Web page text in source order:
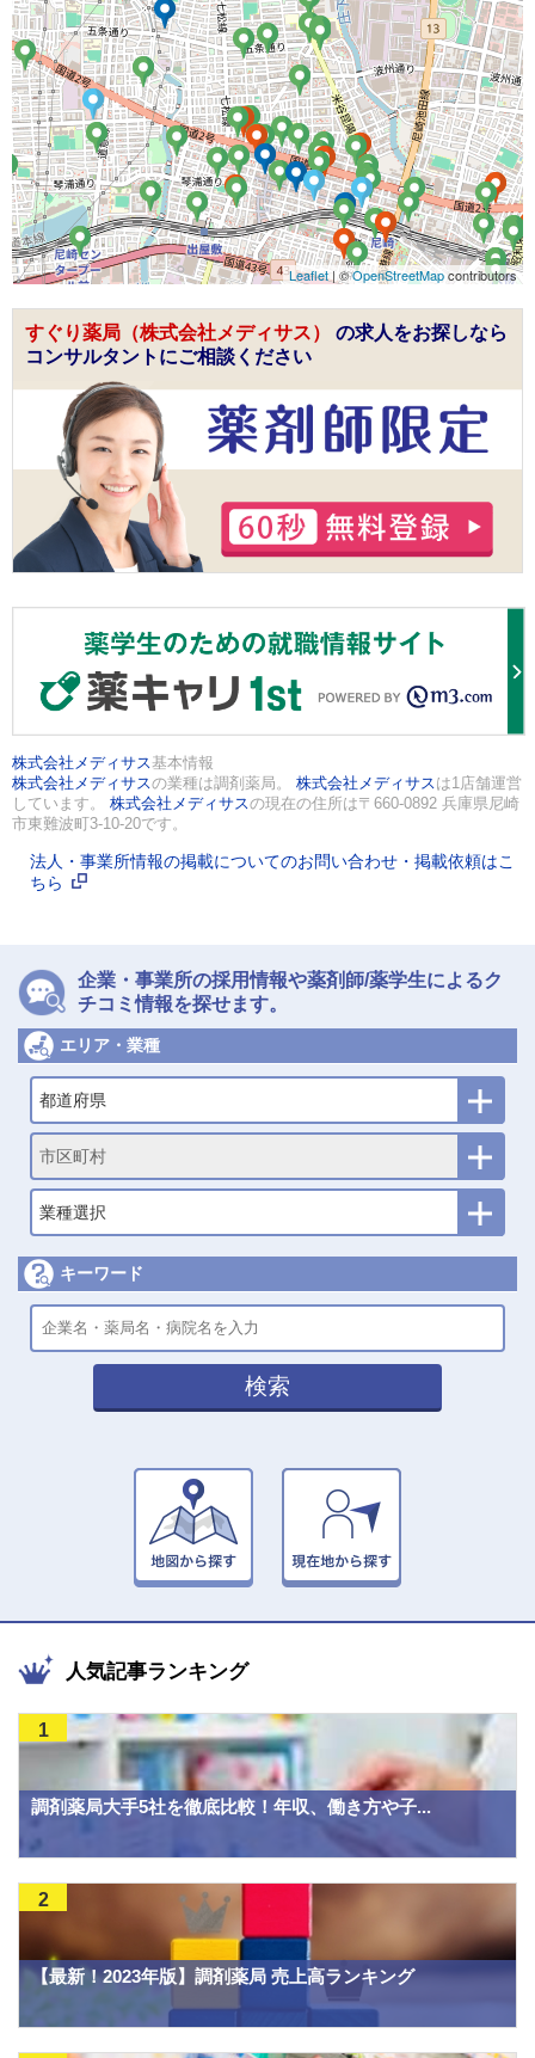
Leaflet| ©OpenStreetMapcontributors
すぐり薬局（株式会社メディサス） の求人をお探しなら
コンサルタントにご相談ください
株式会社メディサス基本情報
株式会社メディサスの業種は調剤薬局。 株式会社メディサスは1店舗運営
しています。 株式会社メディサスの現在の住所は〒660-0892 兵庫県尼崎
市東難波町3-10-20です。
法人・事業所情報の掲載についてのお問い合わせ・掲載依頼はこ
ちら
企業・事業所の採用情報や薬剤師/薬学生によるク
チコミ情報を探せます。
エリア・業種
都道府県
市区町村
業種選択
キーワード
検索
人気記事ランキング
調剤薬局大手5社を徹底比較！年収、働き方や子...
1
【最新！2023年版】調剤薬局 売上高ランキング
2